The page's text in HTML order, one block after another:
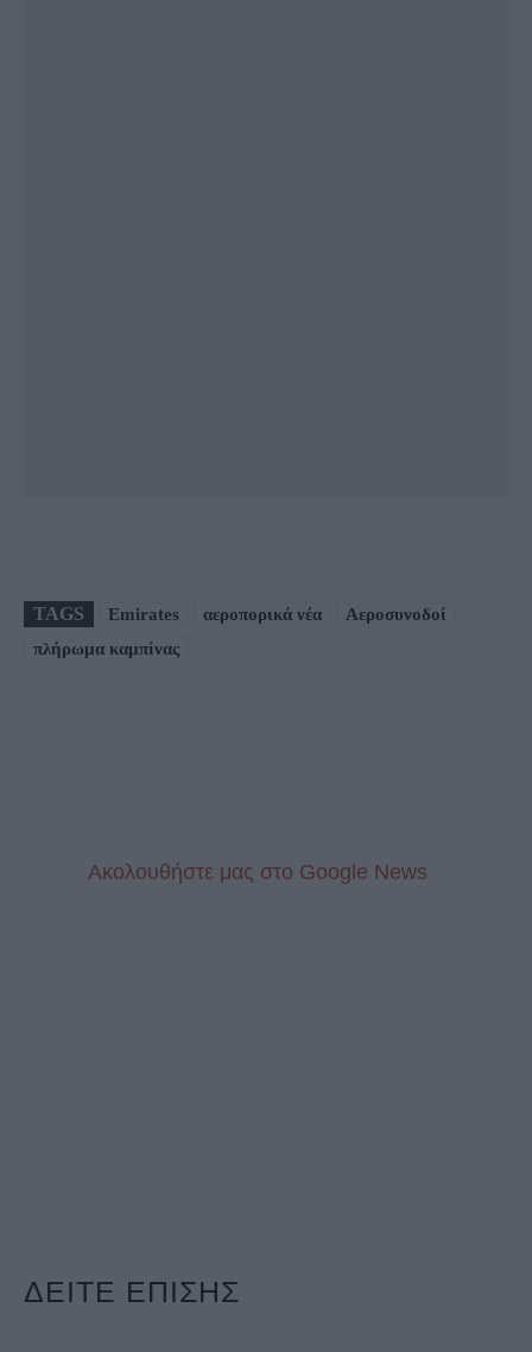
TAGS Emirates αεροπορικά νέα
Αεροσυνοδοί
πλήρωμα καμπίνας
Aκολουθήστε μας στo Google News
ΔΕΙΤΕ ΕΠΙΣΗΣ